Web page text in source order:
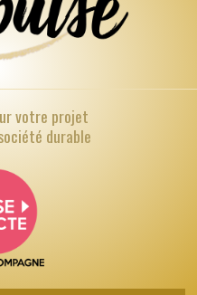
votre projet
durable